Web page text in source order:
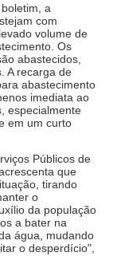
a
com
volume de
Os
abastecidos,
A recarga de
abastecimento
imediata ao
especialmente
em um curto
Públicos de
que
tirando
o
da população
a bater na
água, mudando
o desperdício",